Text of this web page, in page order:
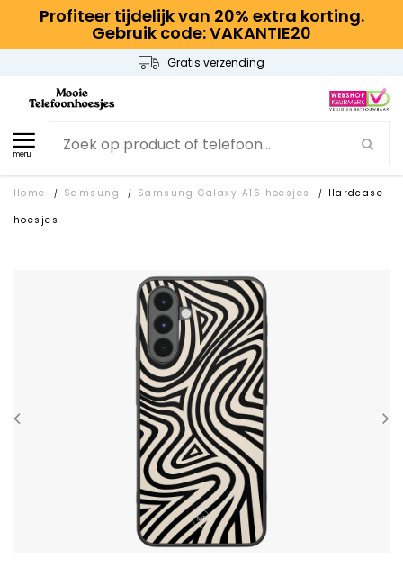
Profiteer tijdelijk van 20% extra korting.
Gebruik code: VAKANTIE20
Gratis verzending
menu
Home / Samsung / Samsung Galaxy A16 hoesjes /
Hardcase
hoesjes